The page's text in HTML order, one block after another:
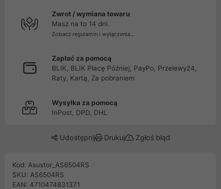
Zwrot / wymiana towaru
Masz na to 14 dni.
Zobacz regulamin i wyłączenia...
Zapłać za pomocą
BLIK, BLIK Płacę Później, PayPo, Przelewy24,
Raty, Kartą, Za pobraniem
Wysyłka za pomocą
InPost, DPD, DHL
Udostępnij Drukuj Zgłoś błąd
Kod: Asustor_AS6504RS
SKU: AS6504RS
EAN: 4710474831371